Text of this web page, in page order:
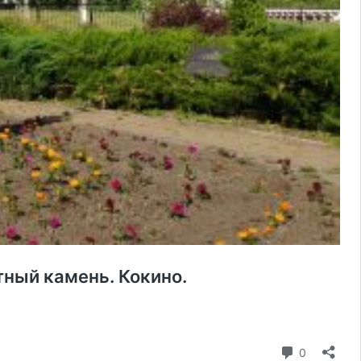
камень. Кокино.
0